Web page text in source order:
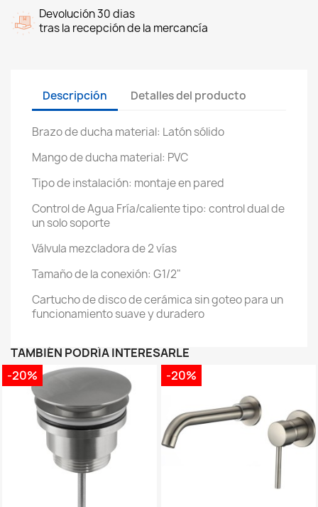
Devolución 30 dias
tras la recepción de la mercancía
Descripción Detalles del producto
Brazo de ducha material: Latón sólido
Mango de ducha material: PVC
Tipo de instalación: montaje en pared
Control de Agua Fría/caliente tipo: control dual de
un solo soporte
Válvula mezcladora de 2 vías
Tamaño de la conexión: G1/2"
Cartucho de disco de cerámica sin goteo para un
funcionamiento suave y duradero
TAMBIÉN PODRÍA INTERESARLE
-20% -20%